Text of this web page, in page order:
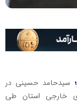
سیدحامد حسینی در
خارجی استان طی